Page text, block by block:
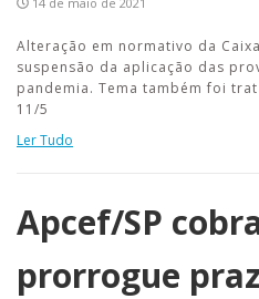
Alteração em normativo da
suspensão da aplicação das
pandemia. Tema também foi
11/5
Ler Tudo
Apcef/SP
prorrogue